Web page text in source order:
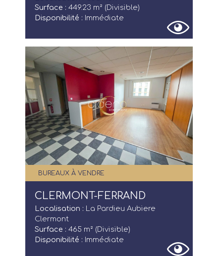
Surface : 449.23 m² (Divisible)
Disponibilité : Immédiate
BUREAUX À VENDRE
CLERMONT-FERRAND
Localisation : La Pardieu Aubiere
Clermont
Surface : 465 m² (Divisible)
Disponibilité : Immédiate